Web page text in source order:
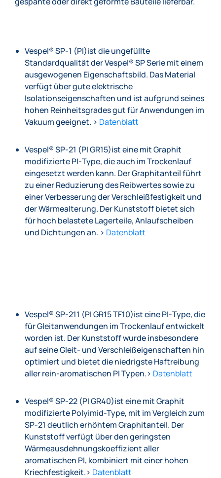
Vespel® SP-1 (PI)ist die ungefüllte
Standardqualität der Vespel® SP Serie mit einem
ausgewogenen Eigenschaftsbild. Das Material
verfügt über gute elektrische
Isolationseigenschaften und ist aufgrund seines
hohen Reinheitsgrades gut für Anwendungen im
Vakuum geeignet. > Datenblatt
Vespel® SP-21 (PI GR15)ist eine mit Graphit
modifizierte PI-Type, die auch im Trockenlauf
eingesetzt werden kann. Der Graphitanteil führt
zu einer Reduzierung des Reibwertes sowie zu
einer Verbesserung der Verschleißfestigkeit und
der Wärmealterung. Der Kunststoff bietet sich
für hoch belastete Lagerteile, Anlaufscheiben
und Dichtungen an. > Datenblatt
Vespel® SP-211 (PI GR15 TF10)ist eine PI-Type, die
für Gleitanwendungen im Trockenlauf entwickelt
worden ist. Der Kunststoff wurde insbesondere
auf seine Gleit- und Verschleißeigenschaften hin
optimiert und bietet die niedrigste Haftreibung
aller rein-aromatischen PI Typen.> Datenblatt
Vespel® SP-22 (PI GR40)ist eine mit Graphit
modifizierte Polyimid-Type, mit im Vergleich zum
SP-21 deutlich erhöhtem Graphitanteil. Der
Kunststoff verfügt über den geringsten
Wärmeausdehnungskoeffizient aller
aromatischen PI, kombiniert mit einer hohen
Kriechfestigkeit.> Datenblatt